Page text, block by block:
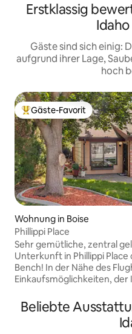
Erstklassig
Gäste sind sich einig:
aufgrund ihrer Lage,
hoch
Beliebter Gäste-Favorit.
Gäste-Favorit
Wohnung in Boise
Phillippi Place
Sehr gemütliche, zentral
Unterkunft in Phillippi Place
Bench! In der Nähe des
Einkaufsmöglichkeiten, der
Unterkunft: privater,
Terrassenbereich,
Klimaanlage. Das
Beliebte